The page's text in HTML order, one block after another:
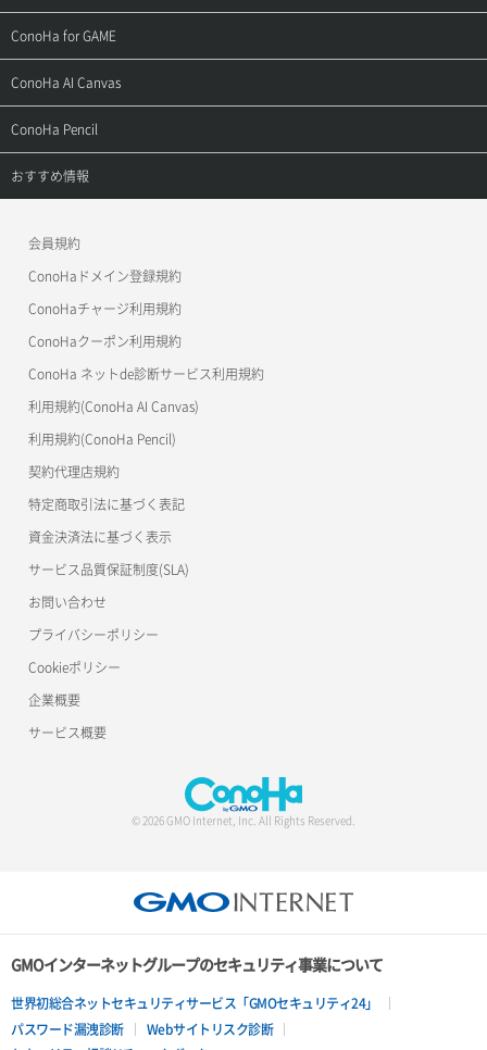
用語集
お問い合わせ
お乗り換えガイド
よくある質問
ご利用ガイド
APIドキュメントVPS2.0
APIドキュメントVPS3.0
サポートトップ
ご利用ガイド
APIドキュメントVPS2.0
APIドキュメントVPS3.0
ConoHa for GAME
サポートトップ
ご利用ガイド
ConoHa AI Canvas
サポートトップ
ご利用ガイド
ConoHa Pencil
サポートトップ
おすすめ情報
美雲このは徹底ガイド
会員規約
ConoHaドメイン登録規約
ConoHaチャージ利用規約
ConoHaクーポン利用規約
ConoHa ネットde診断サービス利用規約
利用規約(ConoHa AI Canvas)
利用規約(ConoHa Pencil)
契約代理店規約
特定商取引法に基づく表記
資金決済法に基づく表示
サービス品質保証制度(SLA)
お問い合わせ
プライバシーポリシー
Cookieポリシー
企業概要
サービス概要
© 2026 GMO Internet, Inc. All Rights Reserved.
GMOインターネットグループのセキュリティ事業について
世界初総合ネットセキュリティサービス「GMOセキュリティ24」
パスワード漏洩診断
Webサイトリスク診断